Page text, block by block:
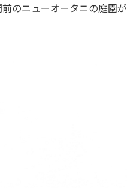
のニューオータニの庭園が